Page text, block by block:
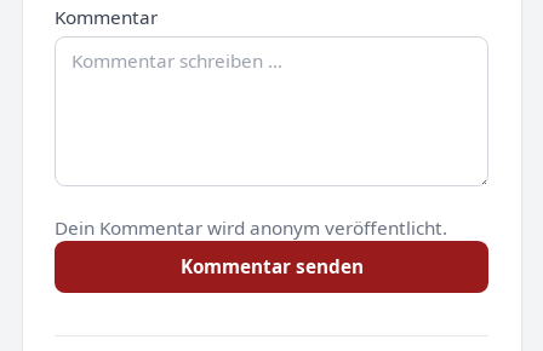
Kommentar
Dein Kommentar wird anonym veröffentlicht.
Kommentar senden